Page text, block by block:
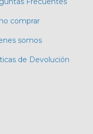
comprar
somos
de Devolución